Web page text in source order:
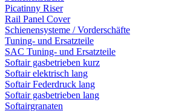
Picatinny Riser
Rail Panel Cover
Schienensysteme / Vorderschäfte
Tuning- und Ersatzteile
SAC Tuning- und Ersatzteile
Softair gasbetrieben kurz
Softair elektrisch lang
Softair Federdruck lang
Softair gasbetrieben lang
Softairgranaten